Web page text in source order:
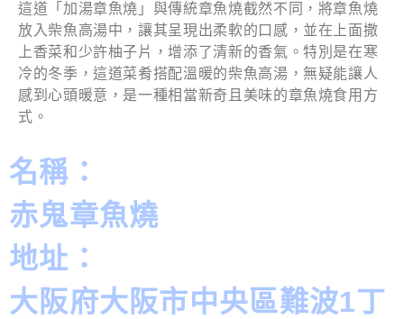
這道「加湯章魚燒」與傳統章魚燒截然不同，將章魚燒
放入柴魚高湯中，讓其呈現出柔軟的口感，並在上面撒
上香菜和少許柚子片，增添了清新的香氣。特別是在寒
冷的冬季，這道菜肴搭配溫暖的柴魚高湯，無疑能讓人
感到心頭暖意，是一種相當新奇且美味的章魚燒食用方
式。
名稱：
赤鬼章魚燒
地址：
大阪府大阪市中央區難波1丁